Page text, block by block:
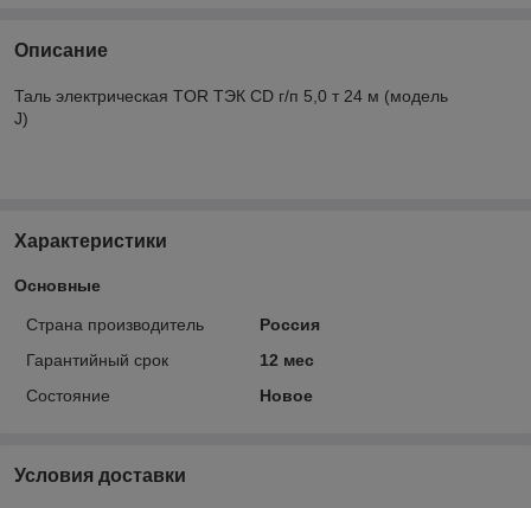
Описание
Таль электрическая TOR ТЭК CD г/п 5,0 т 24 м (модель
J)
Характеристики
Основные
Страна производитель
Россия
Гарантийный срок
12 мес
Состояние
Новое
Условия доставки